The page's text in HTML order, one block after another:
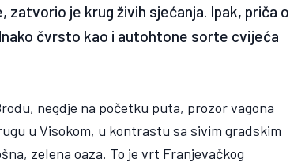
je krug živih sjećanja. Ipak, priča o
čvrsto kao i autohtone sorte cvijeća
negdje na početku puta, prozor vagona
u Visokom, u kontrastu sa sivim gradskim
zelena oaza. To je vrt Franjevačkog